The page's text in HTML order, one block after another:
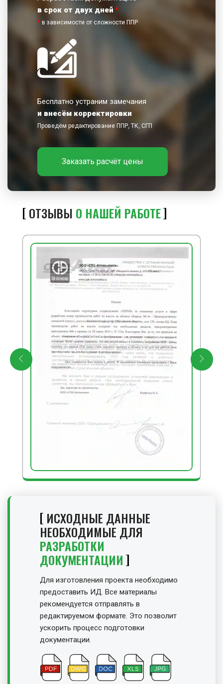
в срок от двух дней *
* в зависимости от сложности ППР
Бесплатно устраним замечания
и внесём корректировки
Проведём редактирование ППР, ТК, СГП
Заказать расчёт цены
ОТЗЫВЫ О НАШЕЙ РАБОТЕ
ИСХОДНЫЕ ДАННЫЕ
НЕОБХОДИМЫЕ ДЛЯ
РАЗРАБОТКИ
ДОКУМЕНТАЦИИ
Для изготовления проекта необходимо
предоставить ИД. Все материалы
рекомендуется отправлять в
редактируемом формате. Это позволит
ускорить процесс подготовки
документации.